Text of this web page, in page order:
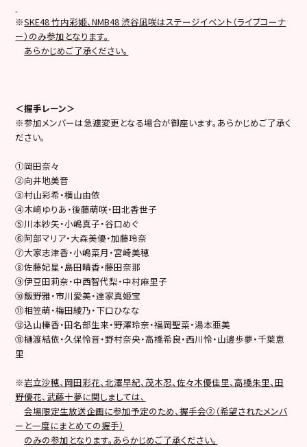
※SKE48 竹内彩姫、NMB48 渋谷凪咲はステージイベント（ライブコーナ
ー）のみ参加となります。
あらかじめご了承ください。
＜握手レーン＞
※参加メンバーは急遽変更となる場合が御座います。あらかじめご了承く
ださい。
①岡田奈々
②向井地美音
③村山彩希・横山由依
④木﨑ゆりあ・後藤萌咲・田北香世子
⑤川本紗矢・小嶋真子・谷口めぐ
⑥阿部マリア・大森美優・加藤玲奈
⑦大家志津香・小嶋菜月・宮崎美穂
⑧佐藤妃星・島田晴香・藤田奈那
⑨伊豆田莉奈・中西智代梨・中村麻里子
⑩飯野雅・市川愛美・達家真姫宝
⑪相笠萌・梅田綾乃・下口ひなな
⑫込山榛香・田名部生来・野澤玲奈・福岡聖菜・湯本亜美
⑬樋渡結依・久保怜音・野村奈央・高橋希良・西川怜・山邊歩夢・千葉恵
里
※岩立沙穂、岡田彩花、北澤早紀、茂木忍、佐々木優佳里、高橋朱里、田
野優花、武藤十夢に関しましては、
会場限定生放送企画に参加予定のため、握手会② （希望されたメンバ
ーと一度にまとめての握手）
のみの参加となります。あらかじめご了承ください。